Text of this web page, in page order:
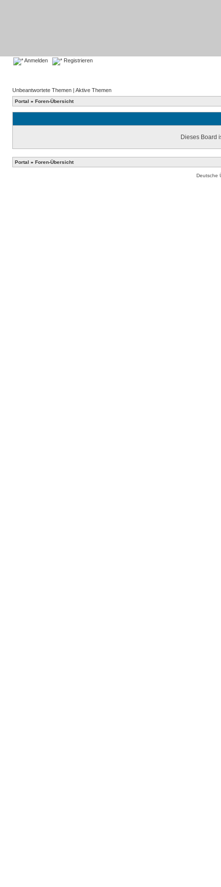
Anmelden Registrieren
Unbeantwortete Themen | Aktive Themen
Portal » Foren-Übersicht
Dieses Board
Portal » Foren-Übersicht
Deutsche